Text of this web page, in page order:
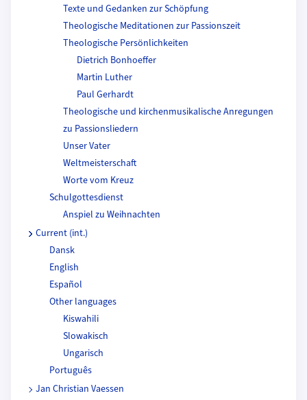
Texte und Gedanken zur Schöpfung
Theologische Meditationen zur Passionszeit
Theologische Persönlichkeiten
Dietrich Bonhoeffer
Martin Luther
Paul Gerhardt
Theologische und kirchenmusikalische Anregungen
zu Passionsliedern
Unser Vater
Weltmeisterschaft
Worte vom Kreuz
Schulgottesdienst
Anspiel zu Weihnachten
Current (int.)
Dansk
English
Español
Other languages
Kiswahili
Slowakisch
Ungarisch
Português
Jan Christian Vaessen